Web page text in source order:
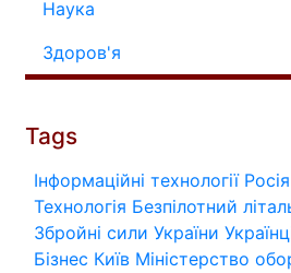
Наука
Здоров'я
Tags
Інформаційні технології Росія
Технологія Безпілотний
Збройні сили України
Бізнес Київ Міністерство